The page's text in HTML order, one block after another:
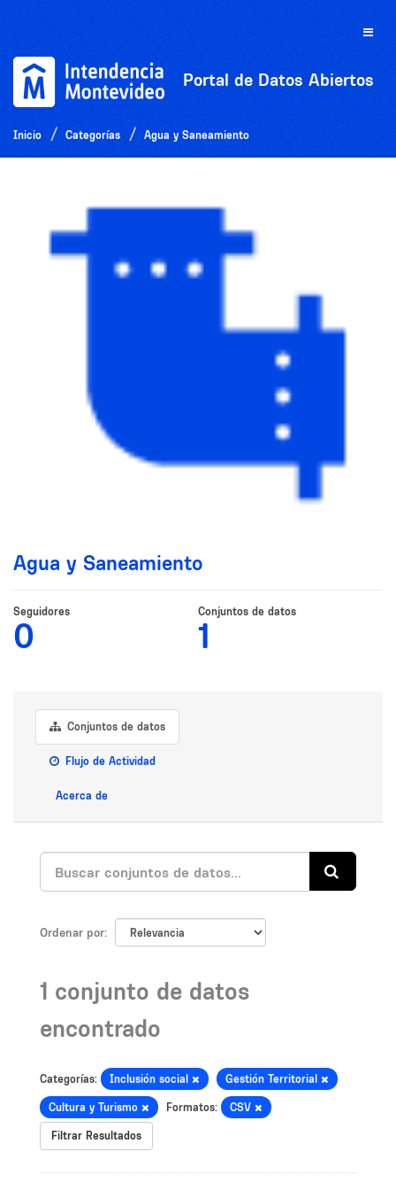
Toggle
Portal de Datos Abiertos
Inicio Categorías Agua y Saneamiento
Agua y Saneamiento
Seguidores
0
Conjuntos de datos
1
Conjuntos de datos
Flujo de Actividad
Acerca de
Ordenar por
1 conjunto de datos
encontrado
Categorías: Inclusión social Gestión Territorial
Cultura y Turismo Formatos: CSV
Filtrar Resultados